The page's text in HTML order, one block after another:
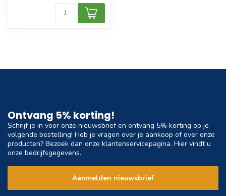
Ontvang 5% korting!
Schrijf je in voor onze nieuwsbrief en ontvang 5% korting op je
volgende bestelling! Heb je vragen over je aankoop of over onze
producten? Bezoek dan onze klantenservicepagina. Hier vindt u
onze bedrijfsgegevens.
Aanmelden nieuwsbrief